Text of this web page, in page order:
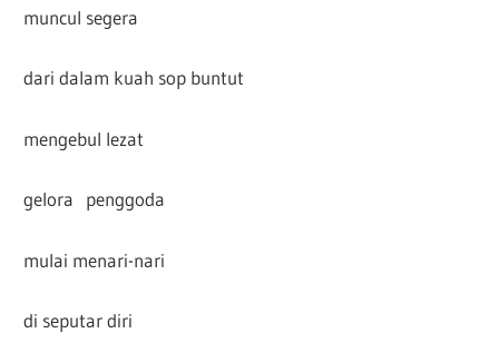
muncul segera
dari dalam kuah sop buntut
mengebul lezat
gelora penggoda
mulai menari-nari
di seputar diri